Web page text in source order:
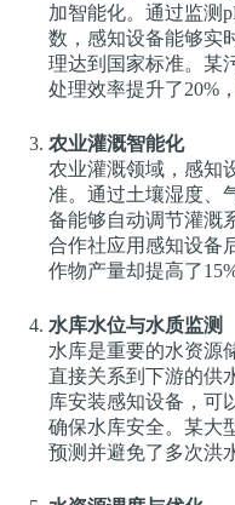
加智能化。通过监测
数，感知设备能够实
理达到国家标准。某
处理效率提升了20%
农业灌溉智能化
农业灌溉领域，感知
准。通过土壤湿度、
备能够自动调节灌溉
合作社应用感知设备
作物产量却提高了15%
水库水位与水质监测
水库是重要的水资源
直接关系到下游的供
库安装感知设备，可
确保水库安全。某大
预测并避免了多次洪